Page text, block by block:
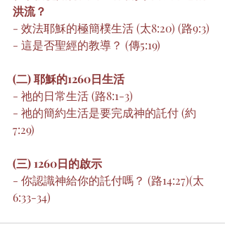
洪流？
- 效法耶穌的極簡樸生活 (太8:20) (路9:3)
- 這是否聖經的教導？ (傳5:19)
(二) 耶穌的1260日生活
- 祂的日常生活 (路8:1-3)
- 祂的簡約生活是要完成神的託付 (約
7:29)
(三) 1260日的啟示
- 你認識神給你的託付嗎？ (路14:27)(太
6:33-34)